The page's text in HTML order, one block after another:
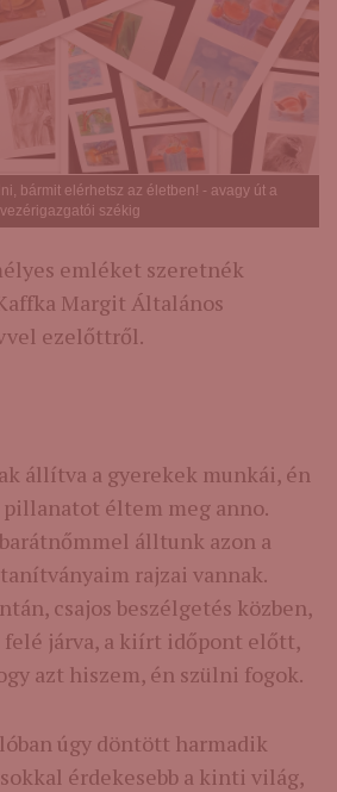
bármit elérhetsz az életben! - avagy út a
vezérigazgatói székig
emléket szeretnék
Margit Általános
ezelőttről.
állítva a gyerekek munkái, én
éltem meg anno.
álltunk azon a
rajzai vannak.
csajos beszélgetés közben,
felé járva, a kiírt időpont előtt,
azt hiszem, én szülni fogok.
úgy döntött harmadik
érdekesebb a kinti világ,